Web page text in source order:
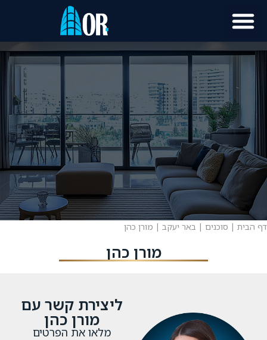
דף הבית | סוכנים | באר יעקב | מורן כהן
מורן כהן
ליצירת קשר עם
מורן כהן
מלאו את הפרטים